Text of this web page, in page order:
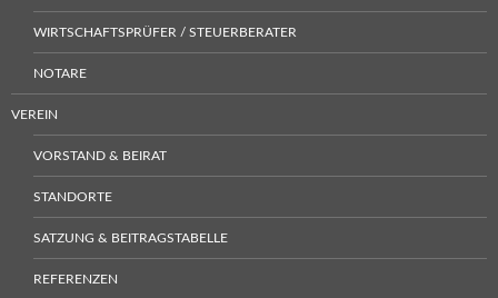
WIRTSCHAFTSPRÜFER / STEUERBERATER
NOTARE
VEREIN
VORSTAND & BEIRAT
STANDORTE
SATZUNG & BEITRAGSTABELLE
REFERENZEN